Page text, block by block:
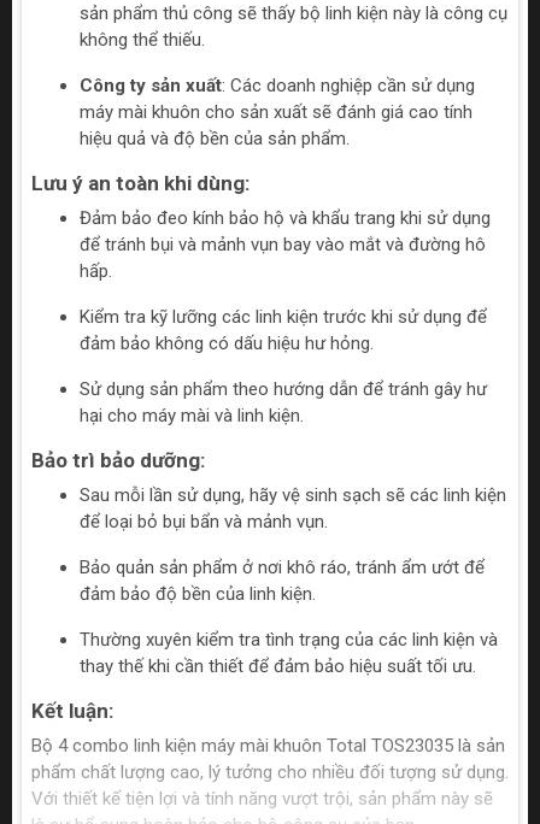
sản phẩm thủ công sẽ thấy bộ linh kiện này là công cụ
không thể thiếu.
Công ty sản xuất: Các doanh nghiệp cần sử dụng
máy mài khuôn cho sản xuất sẽ đánh giá cao tính
hiệu quả và độ bền của sản phẩm.
Lưu ý an toàn khi dùng:
Đảm bảo đeo kính bảo hộ và khẩu trang khi sử dụng
để tránh bụi và mảnh vụn bay vào mắt và đường hô
hấp.
Kiểm tra kỹ lưỡng các linh kiện trước khi sử dụng để
đảm bảo không có dấu hiệu hư hỏng.
Sử dụng sản phẩm theo hướng dẫn để tránh gây hư
hại cho máy mài và linh kiện.
Bảo trì bảo dưỡng:
Sau mỗi lần sử dụng, hãy vệ sinh sạch sẽ các linh kiện
để loại bỏ bụi bẩn và mảnh vụn.
Bảo quản sản phẩm ở nơi khô ráo, tránh ẩm ướt để
đảm bảo độ bền của linh kiện.
Thường xuyên kiểm tra tình trạng của các linh kiện và
thay thế khi cần thiết để đảm bảo hiệu suất tối ưu.
Kết luận:
Bộ 4 combo linh kiện máy mài khuôn Total TOS23035 là sản
phẩm chất lượng cao, lý tưởng cho nhiều đối tượng sử dụng.
Với thiết kế tiện lợi và tính năng vượt trội, sản phẩm này sẽ